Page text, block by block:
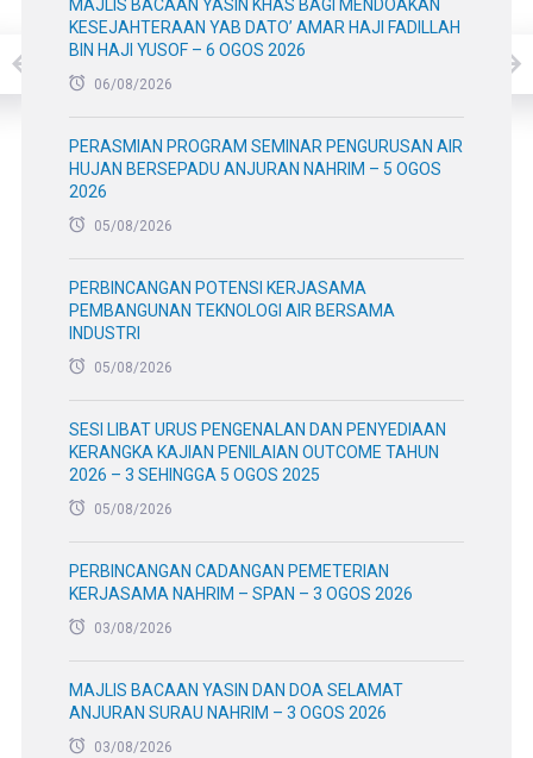
MAJLIS BACAAN YASIN KHAS BAGI MENDOAKAN
KESEJAHTERAAN YAB DATO’ AMAR HAJI FADILLAH
BIN HAJI YUSOF – 6 OGOS 2026
06/08/2026
PERASMIAN PROGRAM SEMINAR PENGURUSAN AIR
HUJAN BERSEPADU ANJURAN NAHRIM – 5 OGOS
2026
05/08/2026
PERBINCANGAN POTENSI KERJASAMA
PEMBANGUNAN TEKNOLOGI AIR BERSAMA
INDUSTRI
05/08/2026
SESI LIBAT URUS PENGENALAN DAN PENYEDIAAN
KERANGKA KAJIAN PENILAIAN OUTCOME TAHUN
2026 – 3 SEHINGGA 5 OGOS 2025
05/08/2026
PERBINCANGAN CADANGAN PEMETERIAN
KERJASAMA NAHRIM – SPAN – 3 OGOS 2026
03/08/2026
MAJLIS BACAAN YASIN DAN DOA SELAMAT
ANJURAN SURAU NAHRIM – 3 OGOS 2026
03/08/2026